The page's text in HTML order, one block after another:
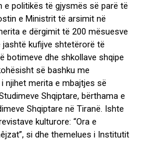
e politikës të gjysmës së parë të
e Ministrit të arsimit në
e dërgimit të 200 mësuesve
kufijve shtetërorë të
botimeve dhe shkollave shqipe
së bashku me
njihet merita e mbajtjes së
Shqiptare, bërthama e
Shqiptare në Tiranë. Ishte
kulturore: “Ora e
si dhe themelues i Institutit